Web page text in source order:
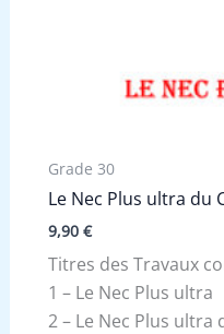
Grade 30
Le Nec Plus ultra du
9,90 €
Titres des Travaux
1 – Le Nec Plus ultra
2 – Le Nec Plus ultra